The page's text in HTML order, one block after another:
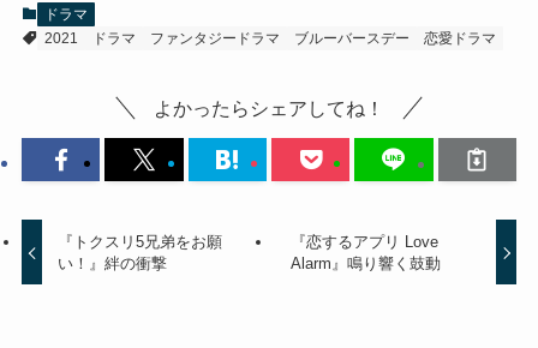
ドラマ
2021
ドラマ ファンタジードラマ ブルーバースデー 恋愛ドラマ
よかったらシェアしてね！
『トクスリ5兄弟をお願
い！』絆の衝撃
『恋するアプリ Love
Alarm』鳴り響く鼓動